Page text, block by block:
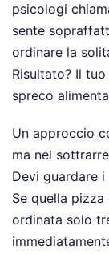
psicologi
sente
ordinare la
Risultato? Il
spreco
Un approccio
ma nel
Devi guardare
Se quella
ordinata solo